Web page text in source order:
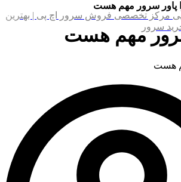
پاور سرور مهم هست
مهم هست